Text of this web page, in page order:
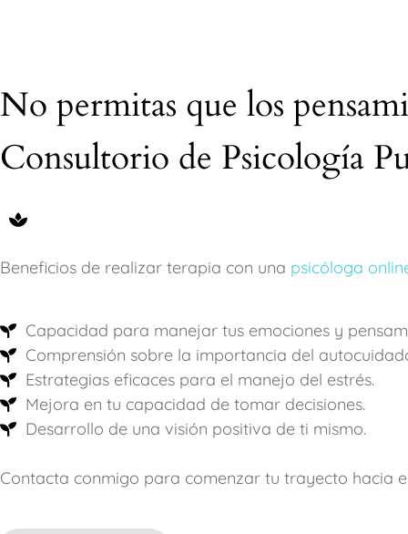
No permitas que los
Consultorio de Psicología
Beneficios de realizar terapia con una psicóloga
Capacidad para manejar tus emociones y
Comprensión sobre la importancia del
Estrategias eficaces para el manejo del estrés.
Mejora en tu capacidad de tomar decisiones.
Desarrollo de una visión positiva de ti mismo.
Contacta conmigo para comenzar tu trayecto hacia